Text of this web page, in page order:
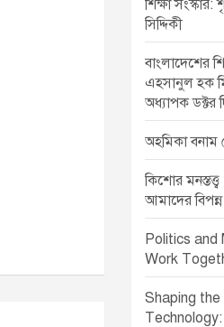
শিক্ষা
সিদ্দিকী
বাংলাদেশের
এহসানুল হক
অধ্যাপক ডক্টর
অহমিকা বনাম
কিশোর
আমাদের
Politics and
Work
Shaping